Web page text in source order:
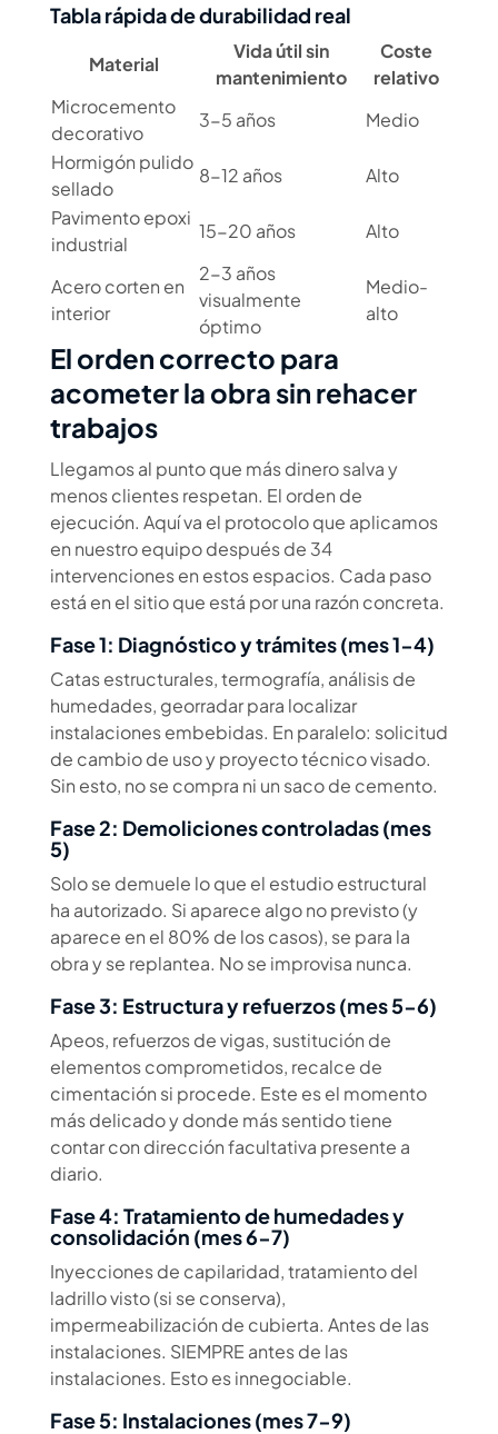
Tabla rápida de durabilidad real
Material
Vida útil sin
mantenimiento
Coste
relativo
Microcemento
decorativo
3-5 años
Medio
Hormigón pulido
sellado
8-12 años
Alto
Pavimento epoxi
industrial
15-20 años Alto
Acero corten en
interior
2-3 años
visualmente
óptimo
Medio-
alto
El orden correcto para
acometer la obra sin rehacer
trabajos
Llegamos al punto que más dinero salva y
menos clientes respetan. El orden de
ejecución. Aquí va el protocolo que aplicamos
en nuestro equipo después de 34
intervenciones en estos espacios. Cada paso
está en el sitio que está por una razón concreta.
Fase 1: Diagnóstico y trámites (mes 1-4)
Catas estructurales, termografía, análisis de
humedades, georradar para localizar
instalaciones embebidas. En paralelo: solicitud
de cambio de uso y proyecto técnico visado.
Sin esto, no se compra ni un saco de cemento.
Fase 2: Demoliciones controladas (mes
5)
Solo se demuele lo que el estudio estructural
ha autorizado. Si aparece algo no previsto (y
aparece en el 80% de los casos), se para la
obra y se replantea. No se improvisa nunca.
Fase 3: Estructura y refuerzos (mes 5-6)
Apeos, refuerzos de vigas, sustitución de
elementos comprometidos, recalce de
cimentación si procede. Este es el momento
más delicado y donde más sentido tiene
contar con dirección facultativa presente a
diario.
Fase 4: Tratamiento de humedades y
consolidación (mes 6-7)
Inyecciones de capilaridad, tratamiento del
ladrillo visto (si se conserva),
impermeabilización de cubierta. Antes de las
instalaciones. SIEMPRE antes de las
instalaciones. Esto es innegociable.
Fase 5: Instalaciones (mes 7-9)